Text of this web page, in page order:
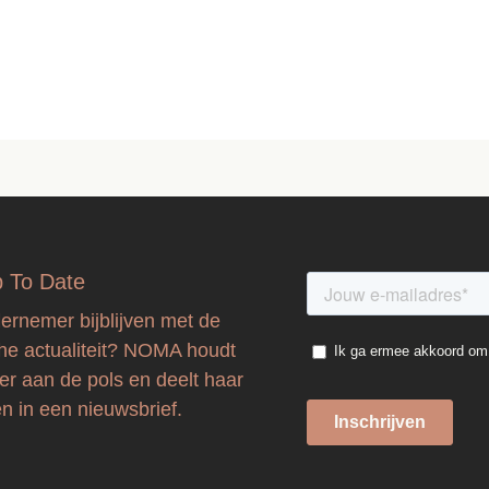
To Date
bijblijven met de
actualiteit? NOMA houdt
aan de pols en deelt haar
in een nieuwsbrief.